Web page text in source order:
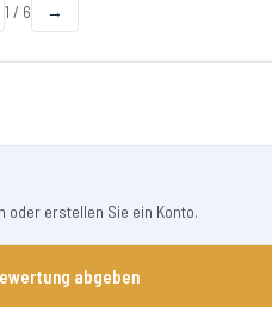
1 / 6 →
oder erstellen Sie ein Konto.
abgeben